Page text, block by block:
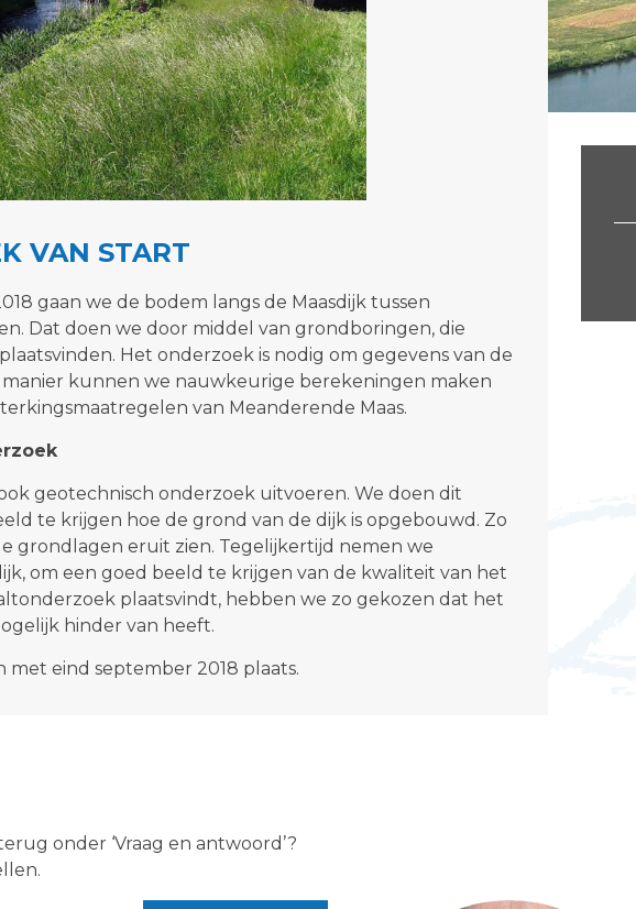
VAN START
gaan we de bodem langs de Maasdijk tussen
Dat doen we door middel van grondboringen, die
Het onderzoek is nodig om gegevens van de
kunnen we nauwkeurige berekeningen maken
van Meanderende Maas.
geotechnisch onderzoek uitvoeren. We doen dit
te krijgen hoe de grond van de dijk is opgebouwd. Zo
grondlagen eruit zien. Tegelijkertijd nemen we
om een goed beeld te krijgen van de kwaliteit van het
plaatsvindt, hebben we zo gekozen dat het
hinder van heeft.
eind september 2018 plaats.
onder ‘Vraag en antwoord’?